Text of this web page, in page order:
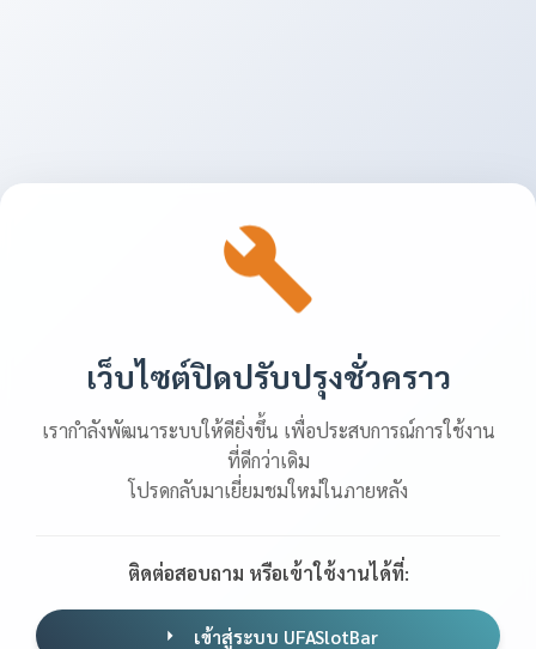
เว็บไซต์ปิดปรับปรุงชั่วคราว
เรากำลังพัฒนาระบบให้ดียิ่งขึ้น เพื่อประสบการณ์การใช้งาน
ที่ดีกว่าเดิม
โปรดกลับมาเยี่ยมชมใหม่ในภายหลัง
ติดต่อสอบถาม หรือเข้าใช้งานได้ที่:
เข้าสู่ระบบ UFASlotBar